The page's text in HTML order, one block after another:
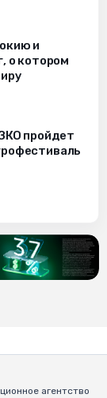
и
о котором
пройдет
агентство